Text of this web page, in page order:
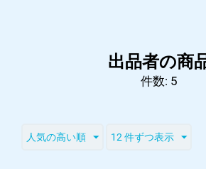
屋号 パン工房 帆風（パンコウボ
所在地 東京都新島村式根島610-2
出品者の商
件数: 5
人気の高い順 12 件ずつ表示